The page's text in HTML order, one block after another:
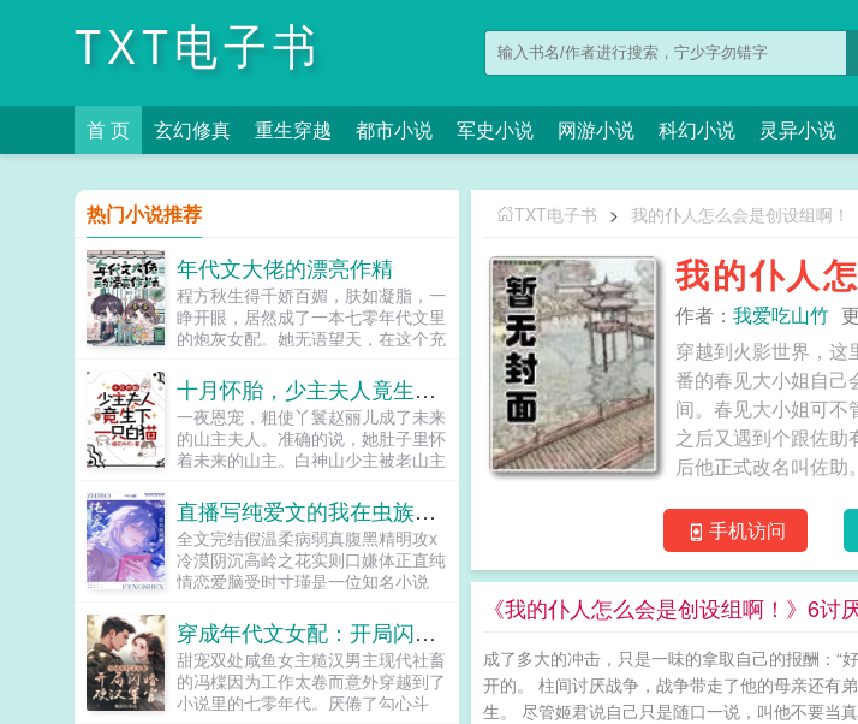
TXT电子书
首 页 玄幻修真 重生穿越 都市小说 军史小说 网游小说 科幻小说 灵异小说
TXT电子书 > 我的仆人怎么会是创设组啊！
我的仆人
作者： 我爱吃山竹
穿越到火影世界，这
番的春见大小姐自己
间。春见大小姐可不
之后又遇到个跟佐助
后他正式改名叫佐助
见终于后知后觉把
觉不对。等看到摇身
人怎么会是创设组啊
手机访问
《我的仆人怎么会是创设组啊！》6讨
成了多大的冲击，只是一味的拿取自己的报酬：“
开的。 柱间讨厌战争，战争带走了他的母亲还有
生。 尽管姬君说自己只是随口一说，叫他不要当
热门小说推荐
年代文大佬的漂亮作精
程方秋生得千娇百媚，肤如凝脂，一
睁开眼，居然成了一本七零年代文里
的炮灰女配。她无语望天，在这个充
着便宜老公的丰厚工资买买买，顺便
再好好享受宽肩窄腰，冷峻帅气...十月怀胎，少主夫人竟生下一只白猫
一夜恩宠，粗使丫鬟赵丽儿成了未来
的山主夫人。准确的说，她肚子里怀
着未来的山主。白神山少主被老山主
报拿她当解药。一个月后，赵丽儿被
诊出了喜脉。山主大喜过望，告诉她
生下孩子，不论男女，她都是少主夫
人。十个月后，她生下一只白猫？就
在她打算抱着小猫跑路的时候，少主
到白猫，更是涕泪聚下，他大手一
挥，少主夫人喜得麟儿，全山上下统
统有赏。看着有些癫狂的父子俩，赵
丽儿闭上眼睛。完了，他们都疯
直播写纯爱文的我在虫族封神
全文完结假温柔病弱真腹黑精明攻x
冷漠阴沉高岭之花实则口嫌体正直纯
情恋爱脑受时寸瑾是一位知名小说
睁，穿书变成一只废物雄虫。时寸
瑾？原著烂尾，HE转BE。必须要掰
正剧情，穿书系统才放他回去，偏偏
系统虚弱到休眠，时寸瑾穿越当晚差
点落地成盒。低配天崩开局，死了
穿成年代文女配：开局闪婚硬汉军官
甜宠双处咸鱼女主糙汉男主现代社畜
的冯橖因为工作太卷而意外穿越到了
小说里的七零年代。厌倦了勾心斗